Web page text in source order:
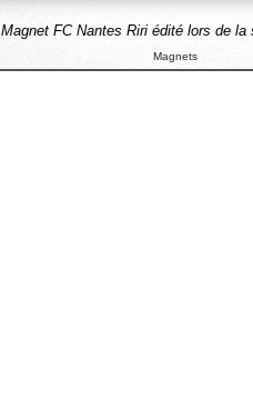
Magnet FC Nantes Riri édité lors de la
Magnets